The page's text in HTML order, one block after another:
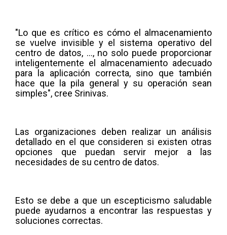
"Lo que es crítico es cómo el almacenamiento
se vuelve invisible y el sistema operativo del
centro de datos, …, no solo puede proporcionar
inteligentemente el almacenamiento adecuado
para la aplicación correcta, sino que también
hace que la pila general y su operación sean
simples", cree Srinivas.
Las organizaciones deben realizar un análisis
detallado en el que consideren si existen otras
opciones que puedan servir mejor a las
necesidades de su centro de datos.
Esto se debe a que un escepticismo saludable
puede ayudarnos a encontrar las respuestas y
soluciones correctas.